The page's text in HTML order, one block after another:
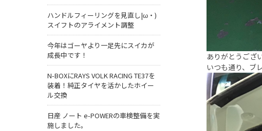
ありがとうござ
いつも通り、ブ
ハンドルフィーリングを見直し|ω・)
スイフトのアライメント調整
今年はゴーヤより一足先にスイカが
成長中です！
N-BOXにRAYS VOLK RACING TE37を
装着！純正タイヤを活かしたホイー
ル交換
日産 ノート e-POWERの車検整備を実
施しました。